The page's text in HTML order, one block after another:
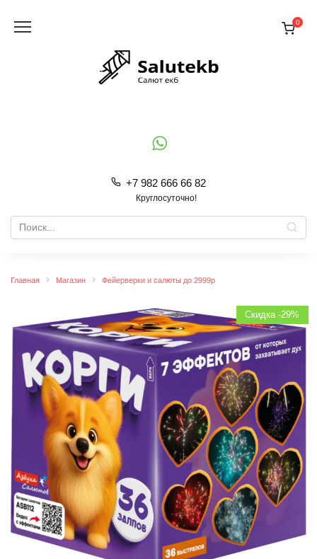
содержанию
+7 982 666 66 82
Круглосуточно!
Search
for:
0
Главная Магазин Фейерверки и салюты до 2999р
Скидка -29%